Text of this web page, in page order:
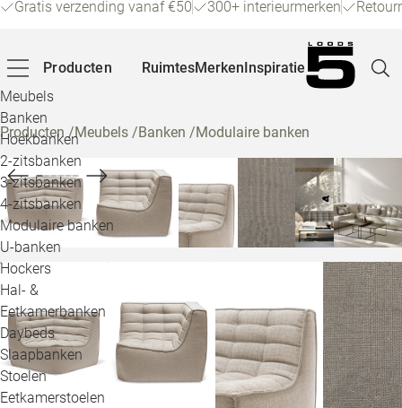
Gratis verzending vanaf €50 300+ interieurmerken
Producten
Meubels
Banken
Hoekbanken
2-zitsbanken
3-zitsbanken
4-zitsbanken
Modulaire banken
U-banken
Hockers
Hal- &
Eetkamerbanken
Daybeds
Slaapbanken
Stoelen
Eetkamerstoelen
RuimtesMerkenInspiratie
Producten/Meubels /Banken /Modulaire banken